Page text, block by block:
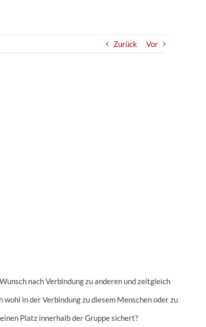
Zurück Vor
nach Verbindung zu anderen und zeitgleich
in der Verbindung zu diesem Menschen oder zu
Platz innerhalb der Gruppe sichert?